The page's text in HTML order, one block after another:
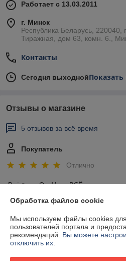
Работает с 13.03.2011
г. Минск
Республика Беларусь, 220040,
Тиражная, дом 63, комн. 6.,
Контакты
Сегодня выходной
Отзывы о магазине
5 отзывов за всё время
Покупатель
Отлично
Всё было Ок. Меня ВСЁ устроило.
Отлично
Спасибо, отправили заказ
платежом.
Обработка файлов cookie
Мы используем файлы cookies
пользователей портала и
рекомендаций. Вы можете
отключить их.